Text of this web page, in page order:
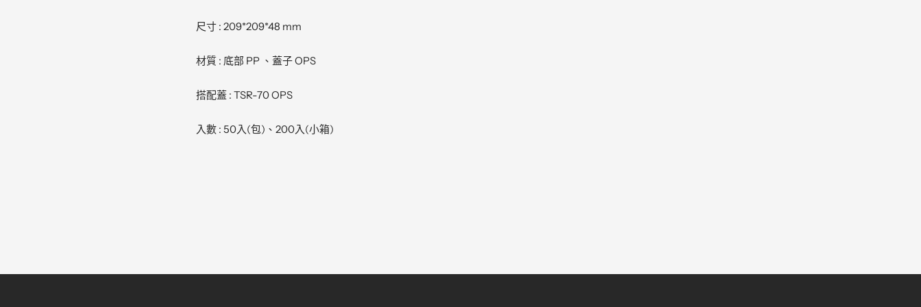
尺寸 : 209*209*48 mm
材質 : 底部 PP 、蓋子 OPS
搭配蓋 : TSR-70 OPS
入數 : 50入(包)、200入(小箱)